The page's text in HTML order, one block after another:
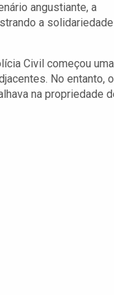
angustiante, a
a
Civil começou uma
No entanto, o
na propriedade